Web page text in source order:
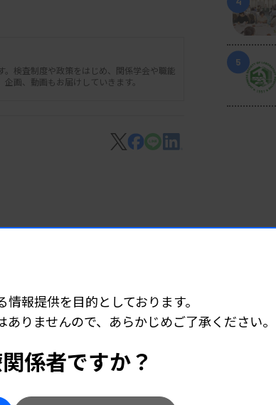
検査制度や政策をはじめ、関係学会や職能
画、動画もお届けしていきます。
キット」
5
報提供を目的としております。
りませんので、あらかじめご了承ください。
係者ですか？